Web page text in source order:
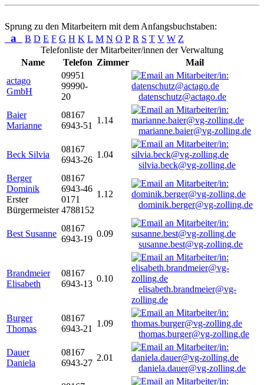
Sprung zu den Mitarbeitern mit dem Anfangsbuchstaben:
a B D E F G H K L M N O P R S T V W Z
Telefonliste der Mitarbeiter/innen der Verwaltung
Name
Telefon Zimmer
Mail
actago
GmbH
09951
99990-
20
datenschutz@actago.de
Baier
Marianne
08167
6943-51
1.14
marianne.baier@vg-zolling.de
Beck Silvia
08167
6943-26
1.04
silvia.beck@vg-zolling.de
Berger
Dominik
Erster
Bürgermeister
08167
6943-46
0171
4788152
1.12
dominik.berger@vg-zolling.de
Best Susanne
08167
6943-19
0.09
susanne.best@vg-zolling.de
Brandmeier
Elisabeth
08167
6943-13
0.10
elisabeth.brandmeier@vg-
zolling.de
Burger
Thomas
08167
6943-21
1.09
thomas.burger@vg-zolling.de
Dauer
Daniela
08167
6943-27
2.01
daniela.dauer@vg-zolling.de